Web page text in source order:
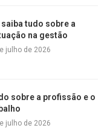
tudo sobre a
na gestão
julho de 2026
sobre a profissão e o
julho de 2026